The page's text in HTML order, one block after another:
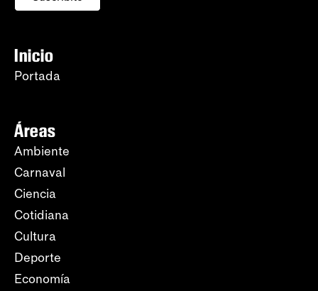
Inicio
Portada
Áreas
Ambiente
Carnaval
Ciencia
Cotidiana
Cultura
Deporte
Economía